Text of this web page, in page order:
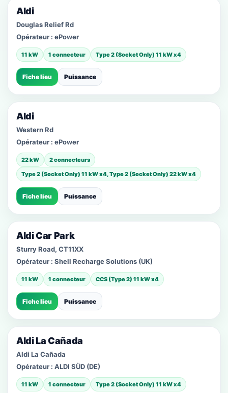
Aldi
Douglas Relief Rd
Opérateur : ePower
11 kW 1 connecteur Type 2 (Socket Only) 11 kW x4
Fiche lieu Puissance
Aldi
Western Rd
Opérateur : ePower
22 kW
2 connecteurs
Type 2 (Socket Only) 11 kW x4, Type 2 (Socket Only) 22 kW x4
Fiche lieu Puissance
Aldi Car Park
Sturry Road, CT11XX
Opérateur : Shell Recharge Solutions (UK)
11 kW 1 connecteur CCS (Type 2) 11 kW x4
Fiche lieu Puissance
Aldi La Cañada
Aldi La Cañada
Opérateur : ALDI SÜD (DE)
11 kW 1 connecteur Type 2 (Socket Only) 11 kW x4